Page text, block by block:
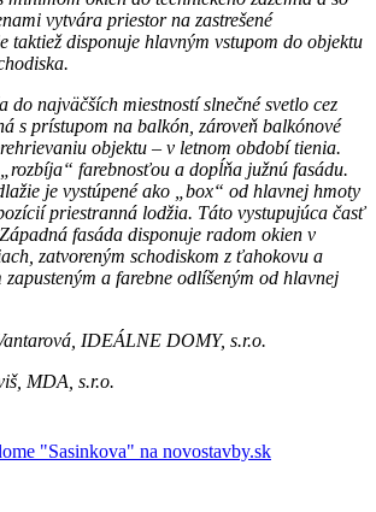
vytvára priestor na zastrešené
taktiež disponuje hlavným vstupom do objektu
do najväčších miestností slnečné svetlo cez
s prístupom na balkón, zároveň balkónové
objektu – v letnom období tienia.
farebnosťou a dopĺňa južnú fasádu.
je vystúpené ako „box“ od hlavnej hmoty
priestranná lodžia. Táto vystupujúca časť
fasáda disponuje radom okien v
zatvoreným schodiskom z ťahokovu a
a farebne odlíšeným od hlavnej
IDEÁLNE DOMY, s.r.o.
MDA, s.r.o.
"Sasinkova" na novostavby.sk